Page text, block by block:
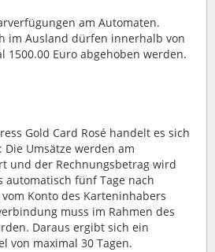
am Automaten.
im Ausland dürfen innerhalb von
1500.00 Euro abgehoben werden.
Gold Card Rosé handelt es sich
Die Umsätze werden am
und der Rechnungsbetrag wird
automatisch fünf Tage nach
Konto des Karteninhabers
muss im Rahmen des
Daraus ergibt sich ein
von maximal 30 Tagen.